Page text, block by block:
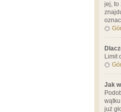
jej, to
Limit
Jak
już